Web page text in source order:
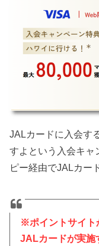
JALカードに入会す
すよという入会キャ
ピー経由でJALカー
※ポイントサイト
JALカードが実施